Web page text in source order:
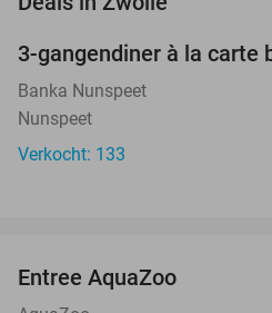
3-gangendiner à la carte
Banka Nunspeet
Nunspeet
Verkocht: 133
Entree AquaZoo